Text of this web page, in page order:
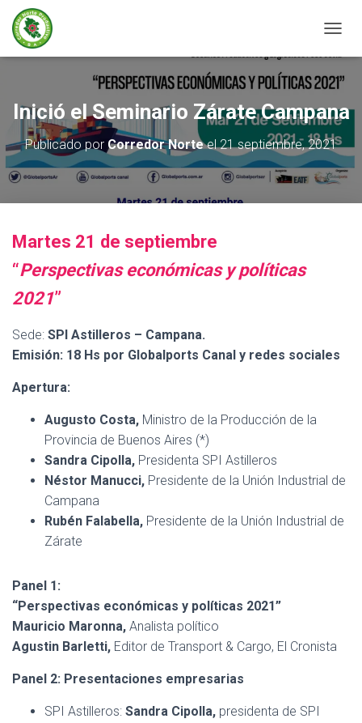
A
B
A
R
M
O
D
Inició el Seminario Zárate Campana
Publicado por Corredor Norteel21 septiembre, 2021
Martes 21 de septiembre
“Perspectivas económicas y políticas
2021”
Sede: SPI Astilleros – Campana.
Emisión: 18 Hs por Globalports Canal y redes sociales
Apertura:
Augusto Costa, Ministro de la Producción de la
Provincia de Buenos Aires (*)
Sandra Cipolla, Presidenta SPI Astilleros
Néstor Manucci, Presidente de la Unión Industrial de
Campana
Rubén Falabella, Presidente de la Unión Industrial de
Zárate
Panel 1:
“Perspectivas económicas y políticas 2021”
Mauricio Maronna, Analista político
Agustin Barletti, Editor de Transport & Cargo, El Cronista
Panel 2: Presentaciones empresarias
SPI Astilleros: Sandra Cipolla, presidenta de SPI